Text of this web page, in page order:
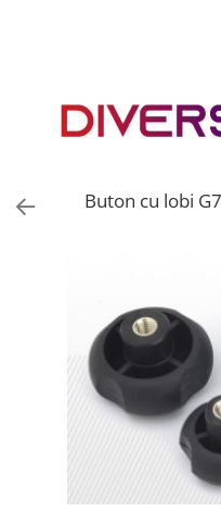
ASA
MULTIMATERIAL
Buton cu lobi